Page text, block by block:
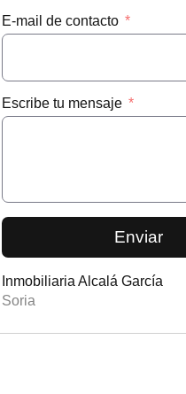
E-mail de contacto
Escribe tu mensaje
Enviar
Inmobiliaria Alcalá García
Soria